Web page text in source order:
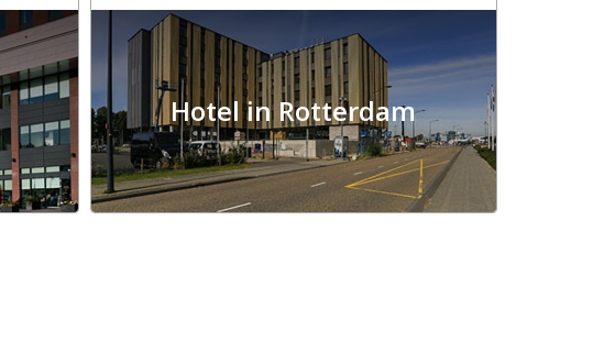
Hotel in Rotterdam